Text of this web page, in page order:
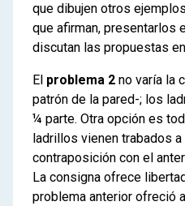
que dibujen otros
que afirman, presentarlos
discutan las propuestas
El problema 2 no varía la
patrón de la pared-; los
¼ parte. Otra opción es
ladrillos vienen trabados
contraposición con el
La consigna ofrece
problema anterior ofreció